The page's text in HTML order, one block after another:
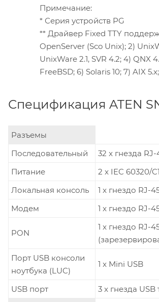
Примечание:
* Серия устройств PG
** Драйвер Fixed TTY
OpenServer (Sco Unix); 2)
UnixWare 2.1, SVR 4.2; 4) QNX
FreeBSD; 6) Solaris 10; 7) AIX
Спецификация ATEN
Разъемы
Последовательный
32 x гнезда RJ-
Питание
2 x IEC 60320/
Локальная консоль
1 x гнездо RJ-
Модем
1 x гнездо RJ-
PON
1 x гнездо RJ-
Порт USB консоли
ноутбука (LUC)
1 x Mini USB
USB порт
3 x гнезда USB